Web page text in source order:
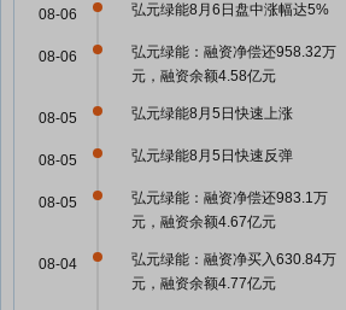
弘元绿能8月6日盘中涨幅达5%
08-06
弘元绿能：融资净偿还958.32万
元，融资余额4.58亿元
08-06
弘元绿能8月5日快速上涨
08-05
弘元绿能8月5日快速反弹
08-05
弘元绿能：融资净偿还983.1万
元，融资余额4.67亿元
08-05
弘元绿能：融资净买入630.84万
元，融资余额4.77亿元
08-04